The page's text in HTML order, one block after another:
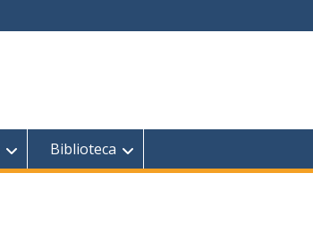
Biblioteca